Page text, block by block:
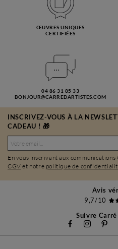
ŒUVRES UNIQUES
CERTIFIÉES
04 86 31 85 33
BONJOUR@CARREDARTISTES.COM
INSCRIVEZ-VOUS À LA
CADEAU ! 🎁
En vous inscrivant aux
CGV et notre politique de
Avis
9,7/10
Suivre